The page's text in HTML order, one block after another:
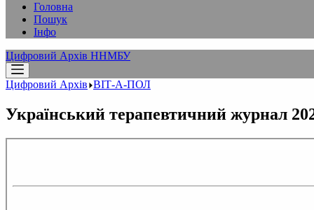
Головна
Пошук
Інфо
Цифровий Архів ННМБУ
Цифровий Архів ВІТ-А-ПОЛ
Український терапевтичний журнал